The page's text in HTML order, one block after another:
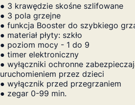
● 3 krawędzie skośne szlifowane
● 3 pola grzejne
● funkcja Booster do szybkiego
● materiał płyty: szkło
● poziom mocy - 1 do 9
● timer elektroniczny
● wyłączniki ochronne
uruchomieniem przez dzieci
● wyłącznik przed przegrzaniem
● zegar 0-99 min.